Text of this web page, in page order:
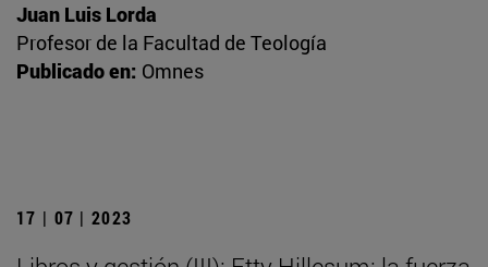
Juan Luis Lorda
Profesor de la Facultad de Teología
Publicado en: Omnes
17 | 07 | 2023